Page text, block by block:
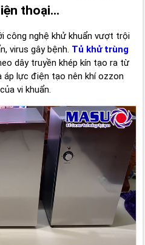
thoại...
công nghệ khử khuẩn vượt trội
virus gây bệnh. Tủ khử trùng
dây truyền khép kín tạo ra từ
lực điện tạo nên khí ozzon
vi khuẩn.